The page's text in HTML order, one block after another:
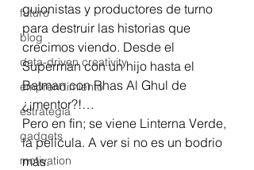
futuro
blog
data-driven creativity
emprendimiento
estrategia
gadgets
motivation
guionistas y productores de turno
para destruir las historias que
crecimos viendo. Desde el
Superman con un hijo hasta el
Batman con Rhas Al Ghul de
¿¡mentor?!…
Pero en fin; se viene Linterna Verde,
la película. A ver si no es un bodrio
más.